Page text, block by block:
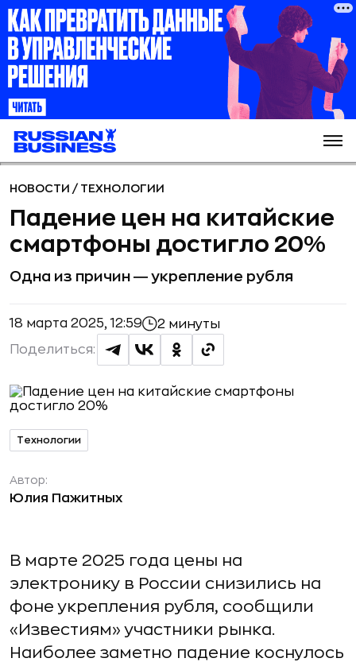
НОВОСТИ / ТЕХНОЛОГИИ
Падение цен на китайские
смартфоны достигло 20%
Одна из причин ― укрепление рубля
18 марта 2025, 12:59 2 минуты
Поделиться:
Технологии
Автор:
Юлия Пажитных
В марте 2025 года цены на
электронику в России снизились на
фоне укрепления рубля, сообщили
«Известиям» участники рынка.
Наиболее заметно падение коснулось